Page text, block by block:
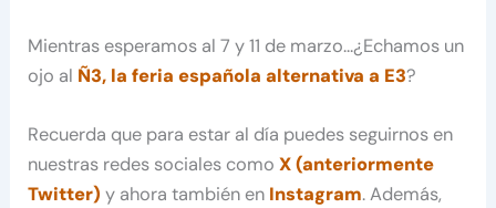
Mientras esperamos al 7 y 11 de marzo…¿Echamos un
ojo al Ñ3, la feria española alternativa a E3?
Recuerda que para estar al día puedes seguirnos en
nuestras redes sociales comoX (anteriormente
Twitter) y ahora también en Instagram. Además,